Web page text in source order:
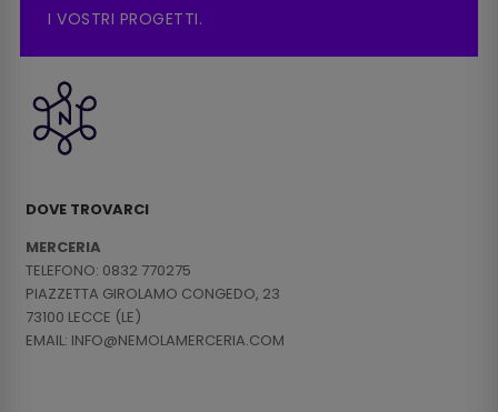
I VOSTRI PROGETTI.
DOVE TROVARCI
MERCERIA
TELEFONO: 0832 770275
PIAZZETTA GIROLAMO CONGEDO, 23
73100 LECCE (LE)
EMAIL: INFO@NEMOLAMERCERIA.COM